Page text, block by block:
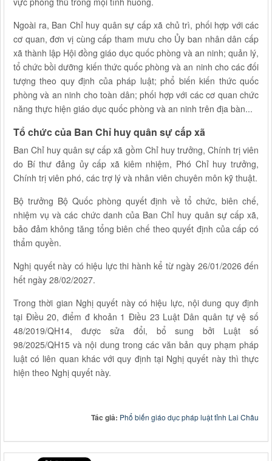
Ngoài ra, Ban Chỉ huy quân sự cấp xã chủ trì, phối hợp với các
cơ quan, đơn vị cùng cấp tham mưu cho Ủy ban nhân dân cấp
xã thành lập Hội đồng giáo dục quốc phòng và an ninh; quản lý,
tổ chức bồi dưỡng kiến thức quốc phòng và an ninh cho các đối
tượng theo quy định của pháp luật; phổ biến kiến thức quốc
phòng và an ninh cho toàn dân; phối hợp với các cơ quan chức
năng thực hiện giáo dục quốc phòng và an ninh trên địa bàn...
Tổ chức của Ban Chỉ huy quân sự cấp xã
Ban Chỉ huy quân sự cấp xã gồm Chỉ huy trưởng, Chính trị viên
do Bí thư đảng ủy cấp xã kiêm nhiệm, Phó Chỉ huy trưởng,
Chính trị viên phó, các trợ lý và nhân viên chuyên môn kỹ thuật.
Bộ trưởng Bộ Quốc phòng quyết định về tổ chức, biên chế,
nhiệm vụ và các chức danh của Ban Chỉ huy quân sự cấp xã,
bảo đảm không tăng tổng biên chế theo quyết định của cấp có
thẩm quyền.
Nghị quyết này có hiệu lực thi hành kể từ ngày 26/01/2026 đến
hết ngày 28/02/2027.
Trong thời gian Nghị quyết này có hiệu lực, nội dung quy định
tại Điều 20, điểm đ khoản 1 Điều 23 Luật Dân quân tự vệ số
48/2019/QH14, được sửa đổi, bổ sung bởi Luật số
98/2025/QH15 và nội dung trong các văn bản quy phạm pháp
luật có liên quan khác với quy định tại Nghị quyết này thì thực
hiện theo Nghị quyết này.
Tác giả: Phổ biến giáo dục pháp luật tỉnh Lai Châu